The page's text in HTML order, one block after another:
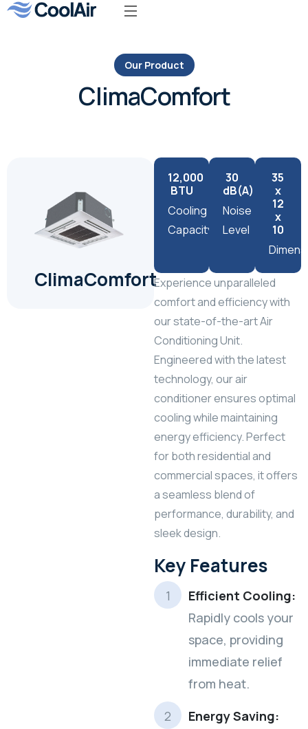
Our Product
ClimaComfort
ClimaComfort
12,000
BTU
Cooling
Capacity
30
dB(A)
Noise
Level
35
x
12
x
10
Experience unparalleled
comfort and efficiency with
our state-of-the-art Air
Conditioning Unit.
Engineered with the latest
technology, our air
conditioner ensures optimal
cooling while maintaining
energy efficiency. Perfect
for both residential and
commercial spaces, it offers
a seamless blend of
performance, durability, and
sleek design.
Key Features
Efficient Cooling:
Rapidly cools your
space, providing
immediate relief
from heat.
Energy Saving: